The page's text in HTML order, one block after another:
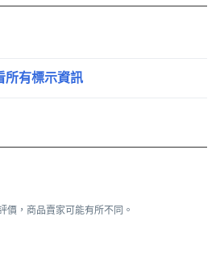
所有標示資訊
價，商品賣家可能有所不同。